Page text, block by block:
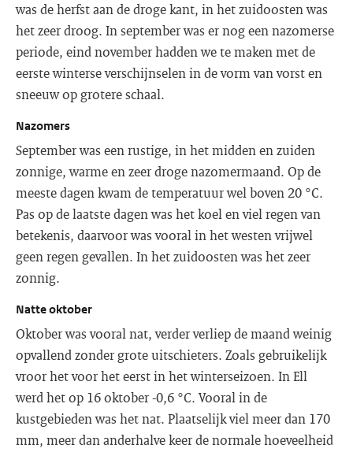
was de herfst aan de droge kant, in het zuidoosten was
het zeer droog. In september was er nog een nazomerse
periode, eind november hadden we te maken met de
eerste winterse verschijnselen in de vorm van vorst en
sneeuw op grotere schaal.
Nazomers
September was een rustige, in het midden en zuiden
zonnige, warme en zeer droge nazomermaand. Op de
meeste dagen kwam de temperatuur wel boven 20 °C.
Pas op de laatste dagen was het koel en viel regen van
betekenis, daarvoor was vooral in het westen vrijwel
geen regen gevallen. In het zuidoosten was het zeer
zonnig.
Natte oktober
Oktober was vooral nat, verder verliep de maand weinig
opvallend zonder grote uitschieters. Zoals gebruikelijk
vroor het voor het eerst in het winterseizoen. In Ell
werd het op 16 oktober -0,6 °C. Vooral in de
kustgebieden was het nat. Plaatselijk viel meer dan 170
mm, meer dan anderhalve keer de normale hoeveelheid